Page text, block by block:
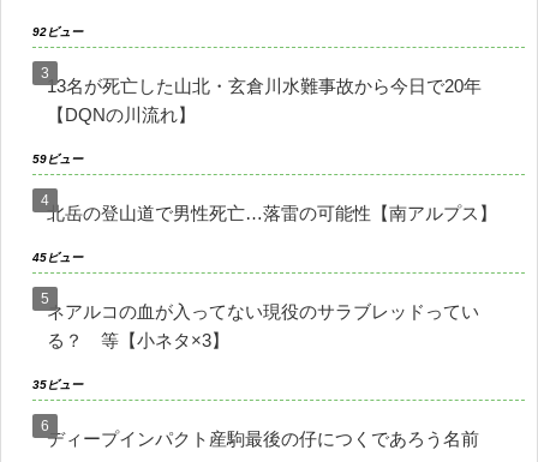
92ビュー
13名が死亡した山北・玄倉川水難事故から今日で20年
【DQNの川流れ】
59ビュー
北岳の登山道で男性死亡…落雷の可能性【南アルプス】
45ビュー
ネアルコの血が入ってない現役のサラブレッドってい
る？ 等【小ネタ×3】
35ビュー
ディープインパクト産駒最後の仔につくであろう名前